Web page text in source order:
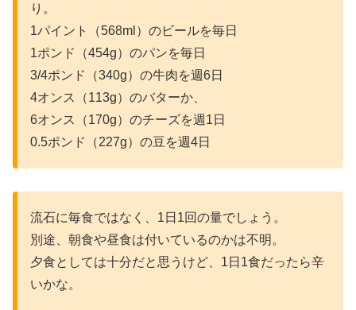
り。
1パイント（568ml）のビールを毎日
1ポンド（454g）のパンを毎日
3/4ポンド（340g）の牛肉を週6日
4オンス（113g）のバターか、
6オンス（170g）のチーズを週1日
0.5ポンド（227g）の豆を週4日
流石に毎食ではなく、1日1回の量でしょう。
別途、朝食や昼食は付いているのかは不明。
夕食としては十分だと思うけど、1日1食だったら辛
いかな。